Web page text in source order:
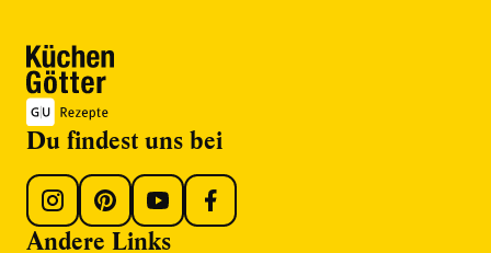
Du findest uns bei
Andere Links